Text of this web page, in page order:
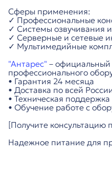
Сферы применения:
✓ Профессиональные
✓ Системы озвучивания
✓ Серверные и сетевые
✓ Мультимедийные
"Антарес" –
профессионального
• Гарантия 24 месяца
• Доставка по всей
• Техническая поддержка
• Обучение работе с
[Получите консультацию
Надежное питание для